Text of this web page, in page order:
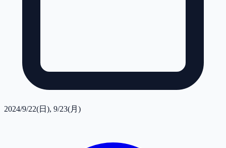
2024/9/22(日), 9/23(月)